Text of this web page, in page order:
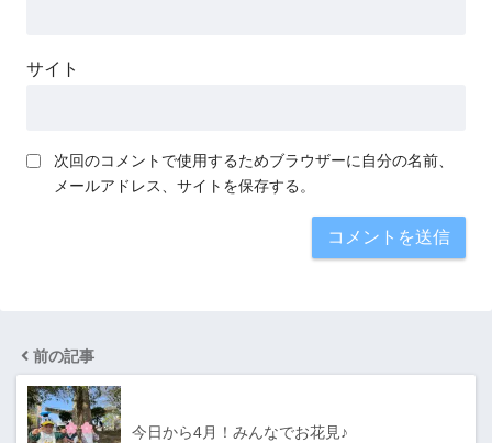
サイト
次回のコメントで使用するためブラウザーに自分の名前、
メールアドレス、サイトを保存する。
前の記事
今日から4月！みんなでお花見♪